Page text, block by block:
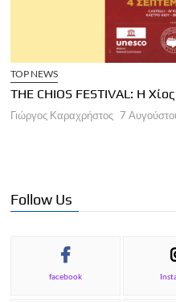
TOP NEWS
THE CHIOS FESTIVAL: Η
Γιώργος Καραχρήστος 7
Follow Us
facebook